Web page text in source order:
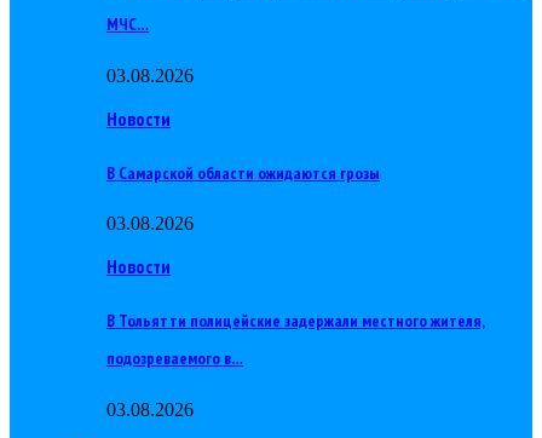
МЧС…
03.08.2026
Новости
В Самарской области ожидаются грозы
03.08.2026
Новости
В Тольятти полицейские задержали местного жителя,
подозреваемого в…
03.08.2026